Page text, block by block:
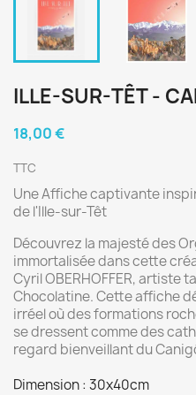
ILLE-SUR-TÊT -
18,00 €
TTC
Une Affiche captivante
de l'Ille-sur-Têt
Découvrez la majesté des
immortalisée dans cette
Cyril OBERHOFFER, artiste
Chocolatine. Cette affiche
irréel où des formations
se dressent comme des
regard bienveillant du
Dimension : 30x40cm